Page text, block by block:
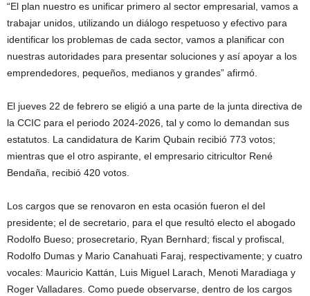
“El plan nuestro es unificar primero al sector empresarial, vamos a
trabajar unidos, utilizando un diálogo respetuoso y efectivo para
identificar los problemas de cada sector, vamos a planificar con
nuestras autoridades para presentar soluciones y así apoyar a los
emprendedores, pequeños, medianos y grandes” afirmó.
El jueves 22 de febrero se eligió a una parte de la junta directiva de
la CCIC para el periodo 2024-2026, tal y como lo demandan sus
estatutos. La candidatura de Karim Qubain recibió 773 votos;
mientras que el otro aspirante, el empresario citricultor René
Bendaña, recibió 420 votos.
Los cargos que se renovaron en esta ocasión fueron el del
presidente; el de secretario, para el que resultó electo el abogado
Rodolfo Bueso; prosecretario, Ryan Bernhard; fiscal y profiscal,
Rodolfo Dumas y Mario Canahuati Faraj, respectivamente; y cuatro
vocales: Mauricio Kattán, Luis Miguel Larach, Menoti Maradiaga y
Roger Valladares. Como puede observarse, dentro de los cargos